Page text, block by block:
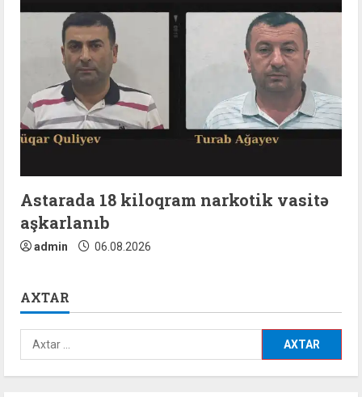
Astarada 18 kiloqram narkotik vasitə
aşkarlanıb
admin 06.08.2026
AXTAR
Axtarış: